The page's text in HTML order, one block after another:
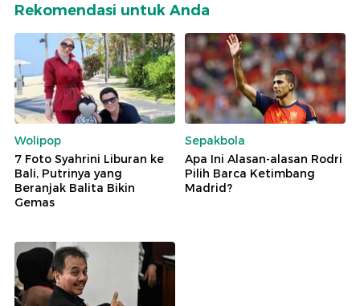
Rekomendasi untuk Anda
Wolipop
7 Foto Syahrini Liburan ke
Bali, Putrinya yang
Beranjak Balita Bikin
Gemas
Sepakbola
Apa Ini Alasan-alasan Rodri
Pilih Barca Ketimbang
Madrid?